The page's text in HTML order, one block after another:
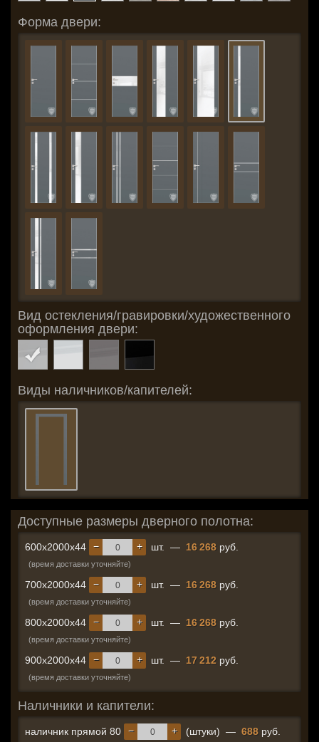
Форма двери:
Вид остекления/гравировки/художественного
оформления двери:
Виды наличников/капителей:
Доступные размеры дверного полотна:
600x2000x44 +
− шт. — 16 268 руб.
(время доставки уточняйте)
700x2000x44 +
− шт. — 16 268 руб.
(время доставки уточняйте)
800x2000x44 +
− шт. — 16 268 руб.
(время доставки уточняйте)
900x2000x44 +
− шт. — 17 212 руб.
(время доставки уточняйте)
Наличники и капители:
наличник прямой 80 +
− (штуки) — 688 руб.